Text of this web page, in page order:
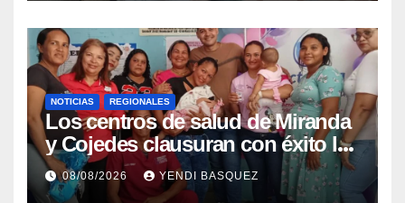
NOTICIAS REGIONALES
Los centros de salud de Miranda
y Cojedes clausuran con éxito la
Semana Mundial de la Lactancia
Materna
08/08/2026 YENDI BASQUEZ